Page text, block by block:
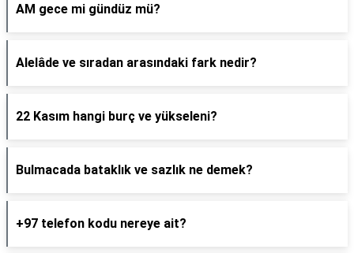
AM gece mi gündüz mü?
Alelâde ve sıradan arasındaki fark nedir?
22 Kasım hangi burç ve yükseleni?
Bulmacada bataklık ve sazlık ne demek?
+97 telefon kodu nereye ait?